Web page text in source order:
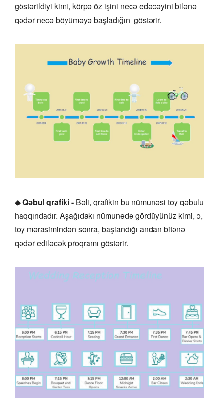
göstərildiyi kimi, körpə öz işini necə edəcəyini bilənə
qədər necə böyüməyə başladığını göstərir.
◆Qəbul qrafiki - Bəli, qrafikin bu nümunəsi toy qəbulu
haqqındadır. Aşağıdakı nümunədə gördüyünüz kimi, o,
toy mərasimindən sonra, başlandığı andan bitənə
qədər ediləcək proqramı göstərir.